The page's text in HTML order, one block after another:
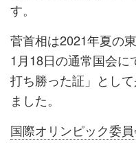
す。
菅首相は2021年夏の
1月18日の通常国会に
打ち勝った証」とし
ました。
国際オリンピック委